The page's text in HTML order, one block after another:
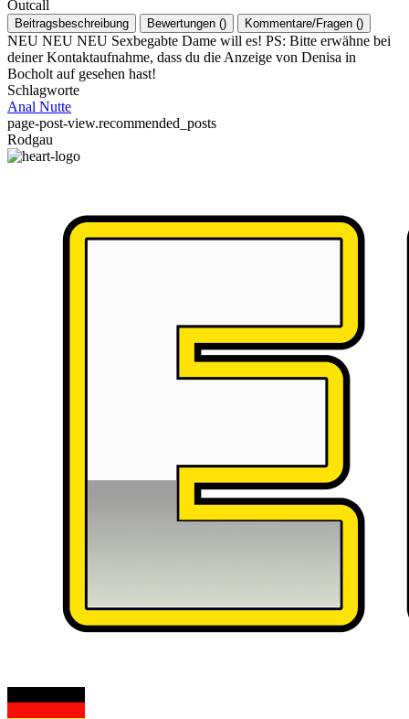
Outcall
Beitragsbeschreibung Bewertungen () Kommentare/Fragen ()
NEU NEU NEU Sexbegabte Dame will es! PS: Bitte erwähne bei
deiner Kontaktaufnahme, dass du die Anzeige von Denisa in
Bocholt auf gesehen hast!
Schlagworte
Anal Nutte
page-post-view.recommended_posts
Rodgau